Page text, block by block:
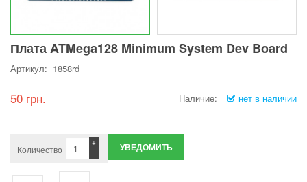
Плата ATMega128 Minimum System Dev Board
Артикул: 1858rd
50 грн. Наличие: нет в наличии
Количество −
+ УВЕДОМИТЬ